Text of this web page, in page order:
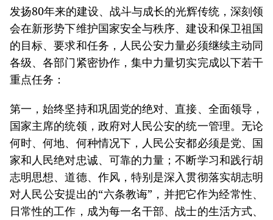
发扬80年来的建设、战斗与成长的光辉传统，深刻领
会在新形势下维护国家安全与秩序、建设和保卫祖国
的目标、要求和任务，人民公安力量必须继续主动同
各级、各部门紧密协作，集中力量切实完成以下若干
重点任务：
第一，始终坚持和巩固党的绝对、直接、全面领导，
国家主席的统领，政府对人民公安的统一管理。无论
何时、何地、何种情况下，人民公安都必须是党、国
家和人民绝对忠诚、可靠的力量；不断学习和践行胡
志明思想、道德、作风，特别是深入贯彻落实胡志明
对人民公安提出的“六条教诲”，并把它作为经常性、
日常性的工作，成为每一名干部、战士的生活方式、